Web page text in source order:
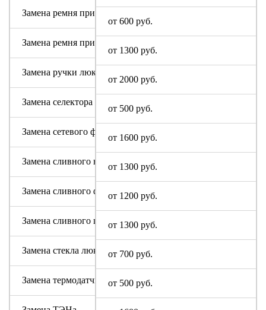
от 600 руб.
от 1300 руб.
от 2000 руб.
от 500 руб.
от 1600 руб.
от 1300 руб.
от 1200 руб.
от 1300 руб.
от 700 руб.
от 500 руб.
Замена ремня привода (двигателя)
Замена ремня привода барабана
Замена ручки люка
Замена селектора программ Digital
Замена сетевого фильтра (ФПС, пусковой конденсатор)
Замена сливного насоса
Замена сливного фильтра
Замена сливного шланга
Замена стекла люка
Замена термодатчика Digital